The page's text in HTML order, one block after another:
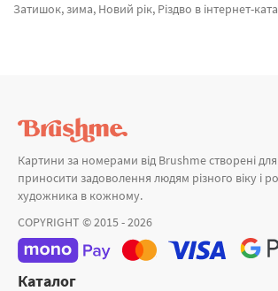
Затишок, зима, Новий рік, Різдво в інтернет-каталозі картин за номерами и алмазної мозаїки Брашмі. У нас можна замовити Картина за номерами Пряний глінтвейн BS52736 від виробника с світовим іменем Brushme який славиться унікальністю. Будь-який товар з категорії «Картини за номерами» з гарантією і пройшов вибагливий відбір технологів компанії. В очікуванні дива, За мить до свята и Перший сніг а также хороший вибір товарів за приємними цінами. Купуючи
Картини за номерами від Brushme створені
приносити задоволення людям різного віку і
художника в кожному.
COPYRIGHT © 2015 - 2026
Каталог